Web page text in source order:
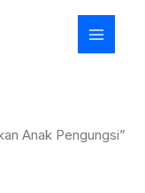
Anak Pengungsi”